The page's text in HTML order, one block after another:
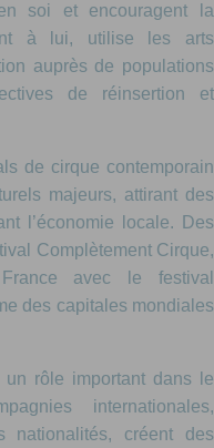
soi et encouragent la
à lui, utilise les arts
auprès de populations
de réinsertion et
de cirque contemporain
majeurs, attirant des
l’économie locale. Des
Complètement Cirque,
avec le festival
des capitales mondiales
rôle important dans le
internationales,
nationalités, créent des